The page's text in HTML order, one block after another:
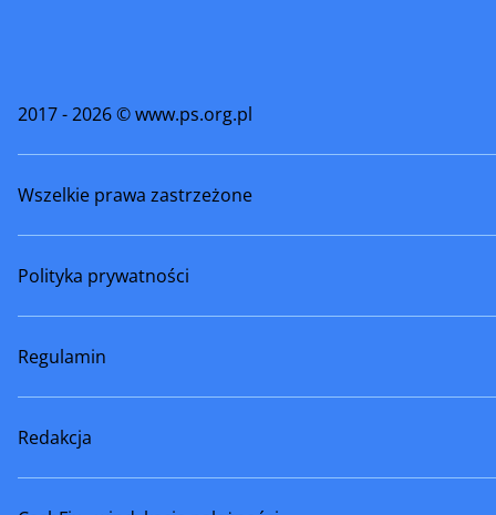
2017 - 2026 © www.ps.org.pl
Wszelkie prawa zastrzeżone
Polityka prywatności
Regulamin
Redakcja